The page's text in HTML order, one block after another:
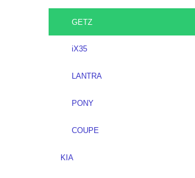
GETZ
iX35
LANTRA
PONY
COUPE
KIA